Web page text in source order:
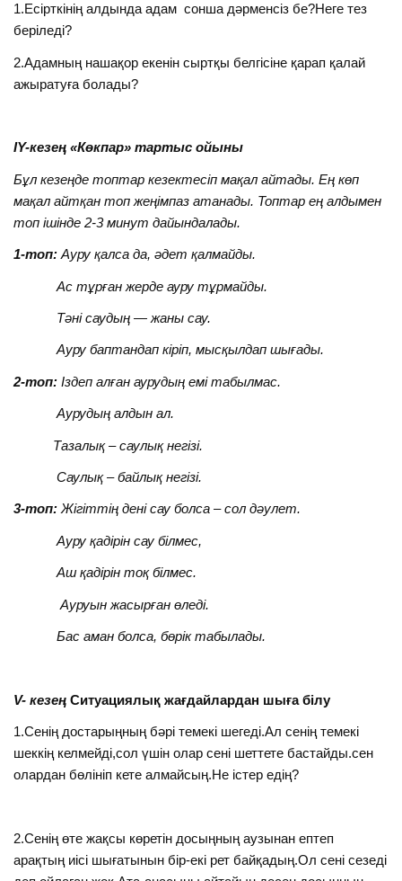
1.Есірткінің алдында адам сонша дәрменсіз бе?Неге тез
беріледі?
2.Адамның нашақор екенін сыртқы белгісіне қарап қалай
ажыратуға болады?
IY-кезең «Көкпар» тартыс ойыны
Бұл кезеңде топтар кезектесіп мақал айтады. Ең көп
мақал айтқан топ жеңімпаз атанады. Топтар ең алдымен
топ ішінде 2-3 минут дайындалады.
1-топ: Ауру қалса да, әдет қалмайды.
Ас тұрған жерде ауру тұрмайды.
Тәні саудың — жаны сау.
Ауру баптандап кіріп, мысқылдап шығады.
2-топ: Іздеп алған аурудың емі табылмас.
Аурудың алдын ал.
Тазалық – саулық негізі.
Саулық – байлық негізі.
3-топ: Жігіттің дені сау болса – сол дәулет.
Ауру қадірін сау білмес,
Аш қадірін тоқ білмес.
Ауруын жасырған өледі.
Бас аман болса, бөрік табылады.
V- кезең Ситуациялық жағдайлардан шыға білу
1.Сенің достарыңның бәрі темекі шегеді.Ал сенің темекі
шеккің келмейді,сол үшін олар сені шеттете бастайды.сен
олардан бөлініп кете алмайсың.Не істер едің?
2.Сенің өте жақсы көретін досыңның аузынан ептеп
арақтың иісі шығатынын бір-екі рет байқадың.Ол сені сезеді